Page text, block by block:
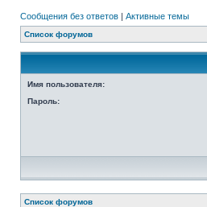
Сообщения без ответов | Активные темы
Список форумов
Имя пользователя:
Пароль:
Список форумов